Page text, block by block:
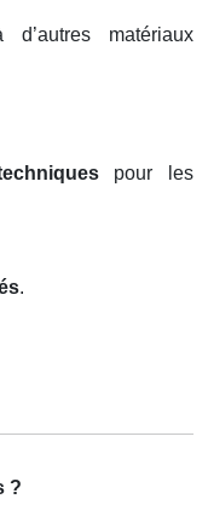
matériaux
pour les
.
?